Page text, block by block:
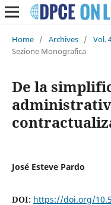
Home / Archives / Vol.
Sezione Monografica
De la
José Esteve Pardo
DOI: https://doi.org/